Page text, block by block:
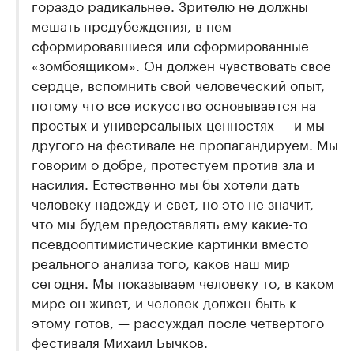
гораздо радикальнее. Зрителю не должны
мешать предубеждения, в нем
сформировавшиеся или сформированные
«зомбоящиком». Он должен чувствовать свое
сердце, вспомнить свой человеческий опыт,
потому что все искусство основывается на
простых и универсальных ценностях — и мы
другого на фестивале не пропагандируем. Мы
говорим о добре, протестуем против зла и
насилия. Естественно мы бы хотели дать
человеку надежду и свет, но это не значит,
что мы будем предоставлять ему какие-то
псевдооптимистические картинки вместо
реального анализа того, каков наш мир
сегодня. Мы показываем человеку то, в каком
мире он живет, и человек должен быть к
этому готов, — рассуждал после четвертого
фестиваля Михаил Бычков.